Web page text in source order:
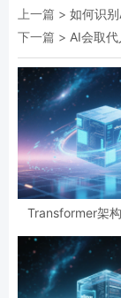
上一篇 > 如何识
下一篇 > AI会取
Transformer架